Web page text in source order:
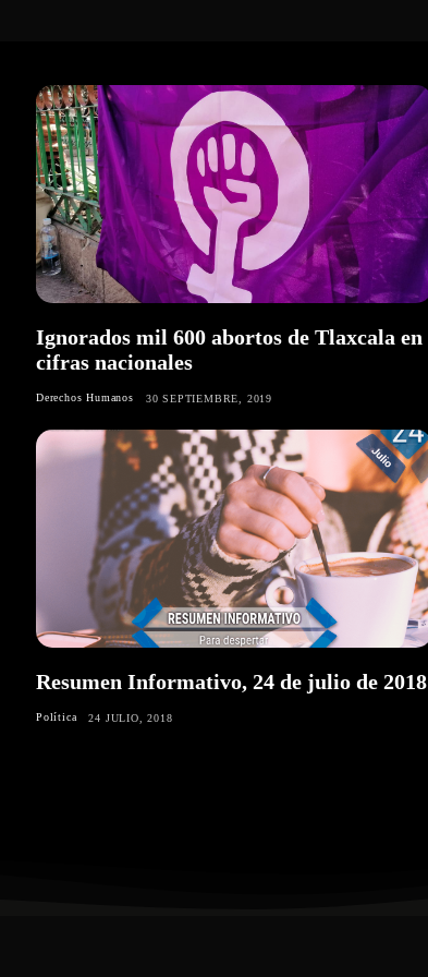
Ignorados mil 600 abortos de Tlaxcala en
cifras nacionales
Derechos Humanos 30 SEPTIEMBRE, 2019
Resumen Informativo, 24 de julio de 2018
Política 24 JULIO, 2018